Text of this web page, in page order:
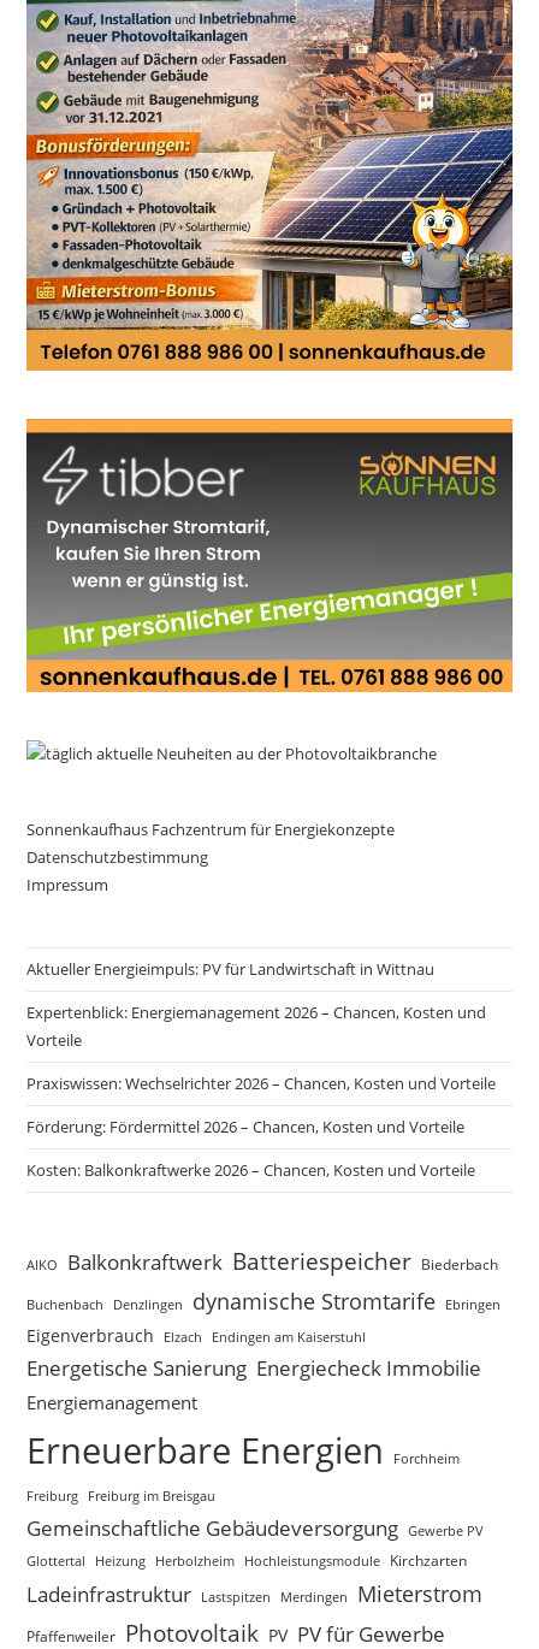
Sonnenkaufhaus Fachzentrum für Energiekonzepte
Datenschutzbestimmung
Impressum
Aktueller Energieimpuls: PV für Landwirtschaft in Wittnau
Expertenblick: Energiemanagement 2026 – Chancen, Kosten und
Vorteile
Praxiswissen: Wechselrichter 2026 – Chancen, Kosten und Vorteile
Förderung: Fördermittel 2026 – Chancen, Kosten und Vorteile
Kosten: Balkonkraftwerke 2026 – Chancen, Kosten und Vorteile
AIKO Balkonkraftwerk Batteriespeicher Biederbach
Buchenbach Denzlingen dynamische Stromtarife Ebringen
Eigenverbrauch Elzach Endingen am Kaiserstuhl
Energetische Sanierung Energiecheck Immobilie
Energiemanagement
Erneuerbare Energien Forchheim
Freiburg Freiburg im Breisgau
Gemeinschaftliche Gebäudeversorgung Gewerbe PV
Glottertal
Heizung Herbolzheim Hochleistungsmodule Kirchzarten
Ladeinfrastruktur Lastspitzen Merdingen Mieterstrom
Pfaffenweiler Photovoltaik PV PV für Gewerbe